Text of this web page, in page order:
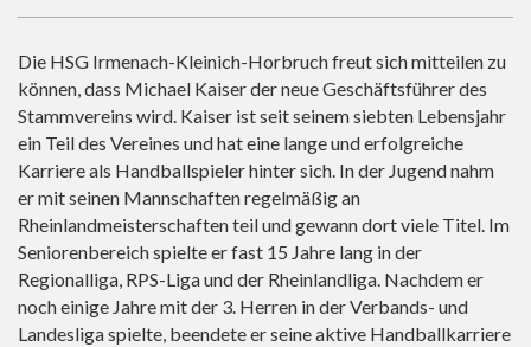
Die HSG Irmenach-Kleinich-Horbruch freut sich mitteilen zu
können, dass Michael Kaiser der neue Geschäftsführer des
Stammvereins wird. Kaiser ist seit seinem siebten Lebensjahr
ein Teil des Vereines und hat eine lange und erfolgreiche
Karriere als Handballspieler hinter sich. In der Jugend nahm
er mit seinen Mannschaften regelmäßig an
Rheinlandmeisterschaften teil und gewann dort viele Titel. Im
Seniorenbereich spielte er fast 15 Jahre lang in der
Regionalliga, RPS-Liga und der Rheinlandliga. Nachdem er
noch einige Jahre mit der 3. Herren in der Verbands- und
Landesliga spielte, beendete er seine aktive Handballkarriere